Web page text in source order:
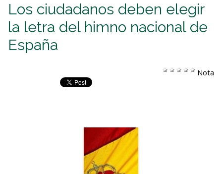
Los ciudadanos deben elegir
la letra del himno nacional de
España
Nota